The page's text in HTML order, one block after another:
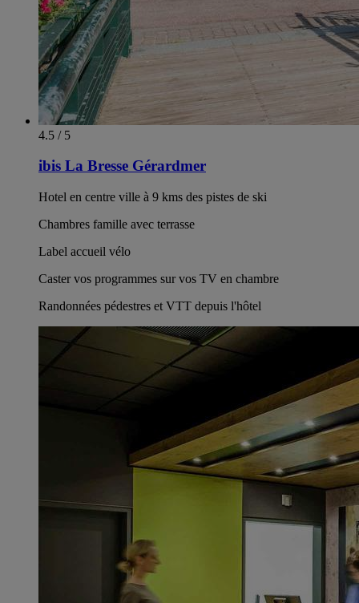
4.5 / 5
ibis La Bresse Gérardmer
Hotel en centre ville à 9 kms des pistes de ski
Chambres famille avec terrasse
Label accueil vélo
Caster vos programmes sur vos TV en chambre
Randonnées pédestres et VTT depuis l'hôtel